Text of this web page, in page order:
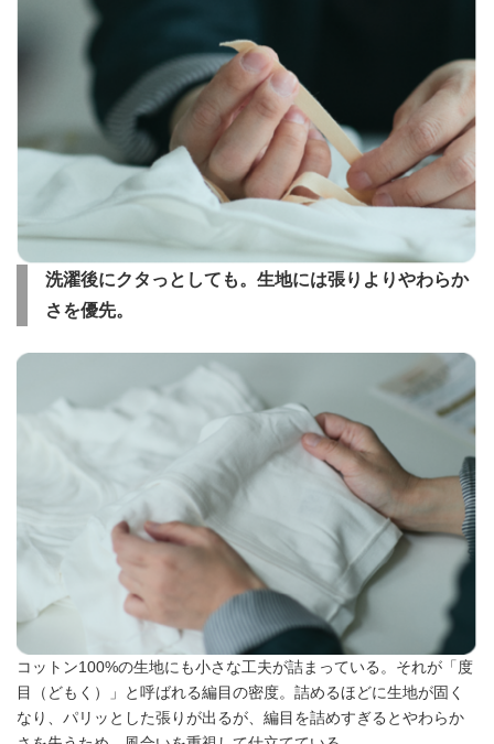
洗濯後にクタっとしても。生地には張りよりやわらか
さを優先。
コットン100%の生地にも小さな工夫が詰まっている。それが「度
目（どもく）」と呼ばれる編目の密度。詰めるほどに生地が固く
なり、パリッとした張りが出るが、編目を詰めすぎるとやわらか